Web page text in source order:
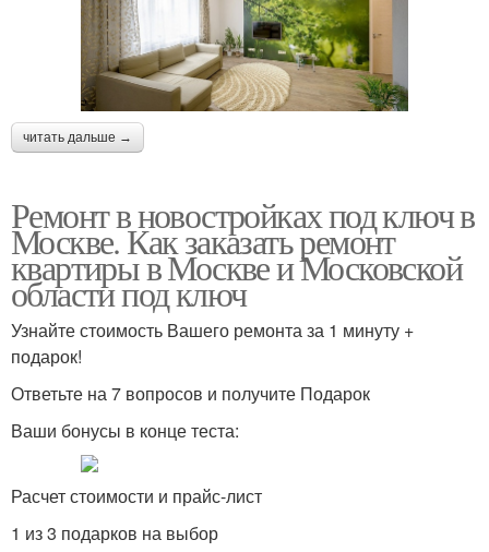
читать дальше →
Ремонт в новостройках под ключ в
Москве. Как заказать ремонт
квартиры в Москве и Московской
области под ключ
Узнайте стоимость Вашего ремонта за 1 минуту +
подарок!
Ответьте на 7 вопросов и получите Подарок
Ваши бонусы в конце теста:
Расчет стоимости и прайс-лист
1 из 3 подарков на выбор